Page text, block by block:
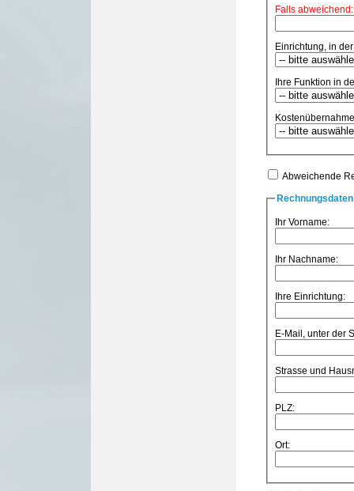
Falls abweichend:
Einrichtung, in
Ihre Funktion in
Abweichende
Ihr Vorname:
Ihr Nachname:
Ihre Einrichtung:
E-Mail, unter der
Strasse und
PLZ:
Ort: